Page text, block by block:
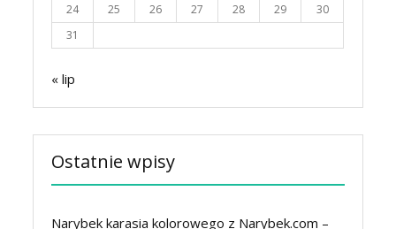
24
25 26 27 28 29
30
31
« lip
Ostatnie wpisy
Narybek karasia kolorowego z Narybek.com –